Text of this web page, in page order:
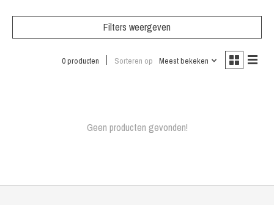
Filters weergeven
0 producten Sorteren op Meest bekeken
Geen producten gevonden!